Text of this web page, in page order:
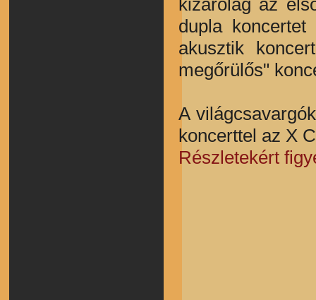
dupla
akusztik
megőrülős"
A
koncerttel az X
Részletekért